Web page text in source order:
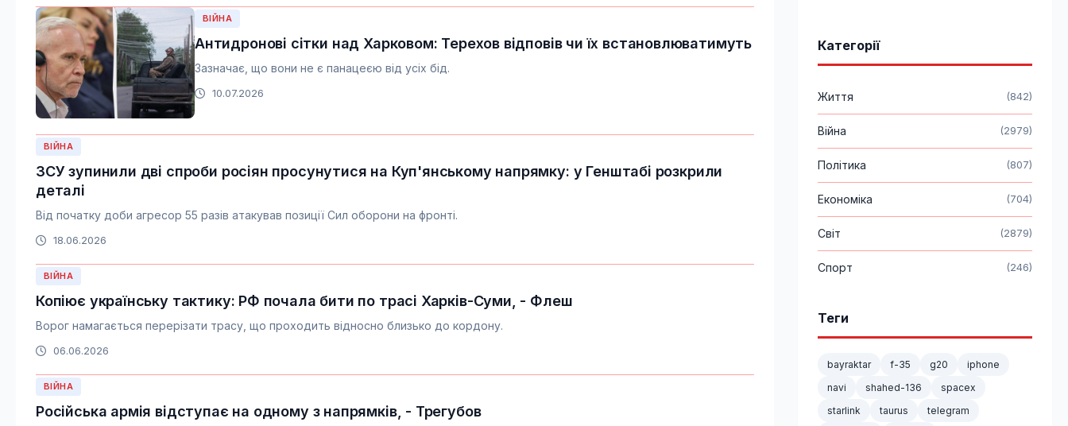
ВІЙНА
Антидронові сітки над Харковом: Терехов відповів чи їх встановлюватимуть
Зазначає, що вони не є панацеєю від усіх бід.
10.07.2026
ВІЙНА
ЗСУ зупинили дві спроби росіян просунутися на Куп'янському напрямку: у Генштабі розкрили
деталі
Від початку доби агресор 55 разів атакував позиції Сил оборони на фронті.
18.06.2026
ВІЙНА
Копіює українську тактику: РФ почала бити по трасі Харків-Суми, - Флеш
Ворог намагається перерізати трасу, що проходить відносно близько до кордону.
06.06.2026
ВІЙНА
Російська армія відступає на одному з напрямків, - Трегубов
Категорії
Життя (842)
Війна (2979)
Політика (807)
Економіка (704)
Світ (2879)
Спорт (246)
Теги
bayraktar f-35 g20
iphone
navi
shahed-136
spacex
starlink
taurus
telegram